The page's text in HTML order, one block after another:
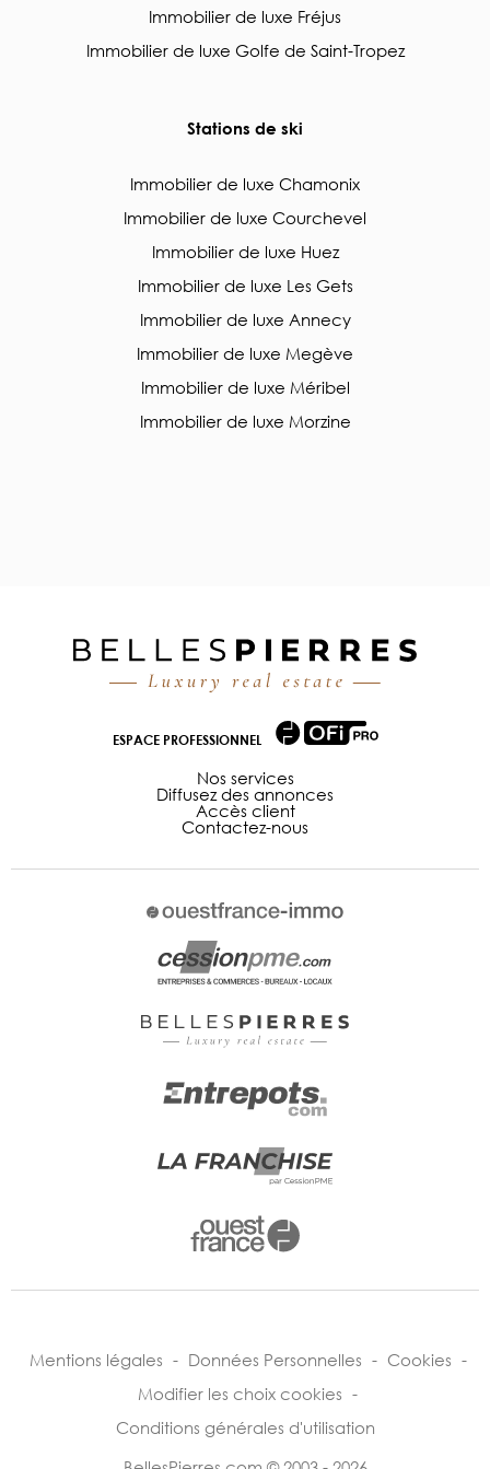
Immobilier de luxe Fréjus
Immobilier de luxe Golfe de Saint-Tropez
Stations de ski
Immobilier de luxe Chamonix
Immobilier de luxe Courchevel
Immobilier de luxe Huez
Immobilier de luxe Les Gets
Immobilier de luxe Annecy
Immobilier de luxe Megève
Immobilier de luxe Méribel
Immobilier de luxe Morzine
ESPACE PROFESSIONNEL
Nos services
Diffusez des annonces
Accès client
Contactez-nous
Mentions légales - Données Personnelles - Cookies -
Modifier les choix cookies -
Conditions générales d'utilisation